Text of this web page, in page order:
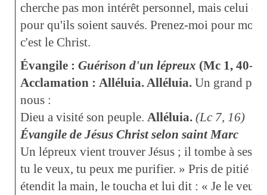
cherche pas mon intérêt personnel, mais celui
pour qu'ils soient sauvés. Prenez-moi pour
c'est le Christ.
Évangile : Guérison d'un lépreux (Mc 1, 40-
Acclamation : Alléluia. Alléluia. Un grand
nous :
Dieu a visité son peuple. Alléluia. (Lc 7, 16)
Évangile de Jésus Christ selon saint Marc
Un lépreux vient trouver Jésus ; il tombe à ses
tu le veux, tu peux me purifier. » Pris de pitié
étendit la main, le toucha et lui dit : « Je le